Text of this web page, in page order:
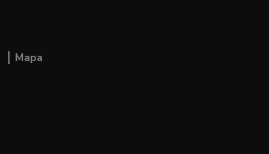
Mapa